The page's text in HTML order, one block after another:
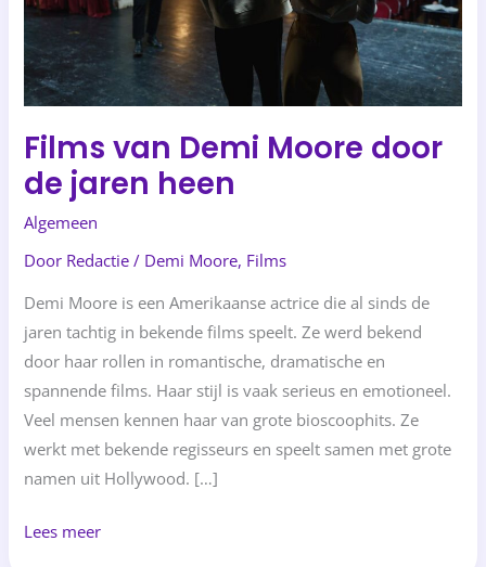
Films van Demi Moore door
de jaren heen
Algemeen
Door Redactie/ Demi Moore, Films
Demi Moore is een Amerikaanse actrice die al sinds de
jaren tachtig in bekende films speelt. Ze werd bekend
door haar rollen in romantische, dramatische en
spannende films. Haar stijl is vaak serieus en emotioneel.
Veel mensen kennen haar van grote bioscoophits. Ze
werkt met bekende regisseurs en speelt samen met grote
namen uit Hollywood. […]
heen
Lees meer